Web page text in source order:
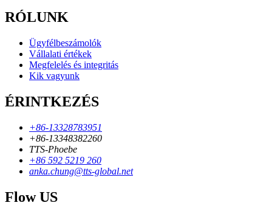
RÓLUNK
Ügyfélbeszámolók
Vállalati értékek
Megfelelés és integritás
Kik vagyunk
ÉRINTKEZÉS
+86-13328783951
+86-13348382260
TTS-Phoebe
+86 592 5219 260
anka.chung@tts-global.net
Flow US